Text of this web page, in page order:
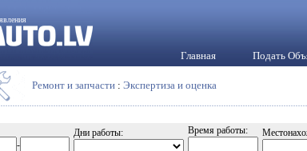
Главная Подать
Ремонт и запчасти : Экспертиза и оценка
-
Дни работы: Время работы: